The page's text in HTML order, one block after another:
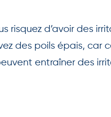
risquez d’avoir des
des poils épais, car
entraîner des